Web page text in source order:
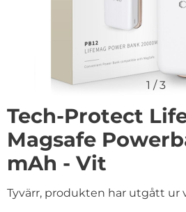
1 /3
Tech-Protect
Magsafe
mAh - Vit
Tyvärr, produkten har utgått ur